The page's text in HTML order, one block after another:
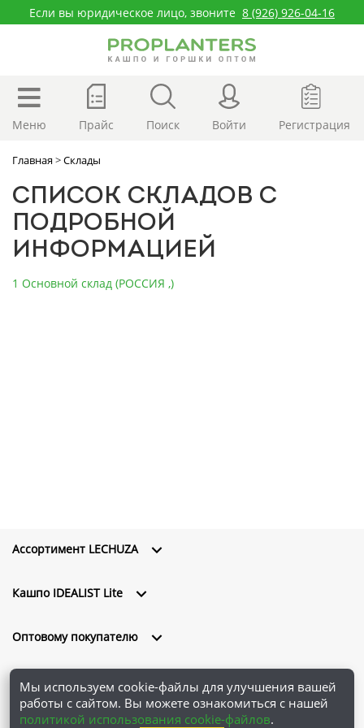
Если вы юридическое лицо, звоните 8 (926) 926-04-16
Меню Прайс Поиск Войти Регистрация
Главная>Склады
СПИСОК СКЛАДОВ С
ПОДРОБНОЙ
ИНФОРМАЦИЕЙ
1 Основной склад (РОССИЯ ,)
Ассортимент LECHUZA
Кашпо IDEALIST Lite
Оптовому покупателю
О компании
Мы используем cookie-файлы для улучшения вашей
работы с сайтом. Вы можете ознакомиться с нашей
политикой использования cookie-файлов.